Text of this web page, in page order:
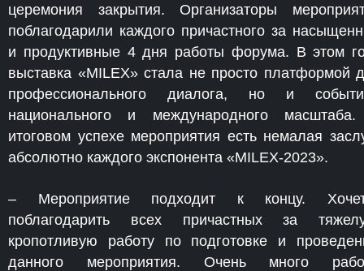
церемония закрытия. Организаторы
поблагодарили каждого причастного за
и продуктивные 4 дня работы форума. В этом
выставка «MILEX» стала не просто платформой
профессионального диалога, но и
национального и международного
итоговом успехе мероприятия есть немалая
абсолютно каждого экспонента «MILEX-2023».
– Мероприятие подходит к концу.
поблагодарить всех причастных за
кропотливую работу по подготовке и
данного мероприятия. Очень много